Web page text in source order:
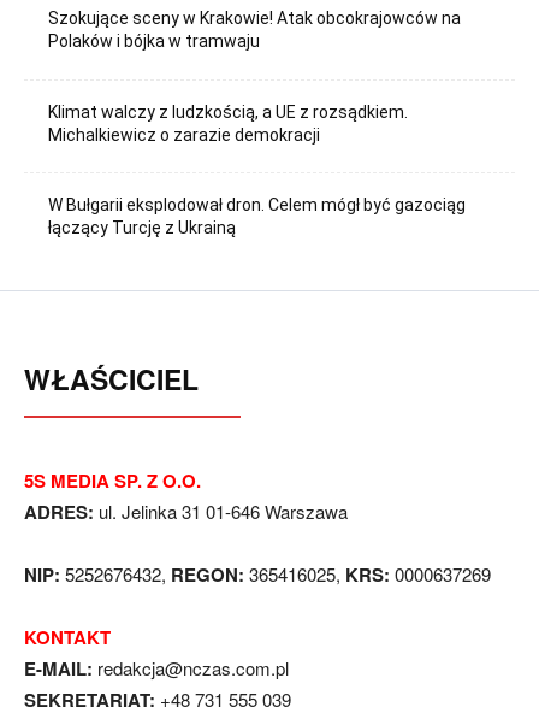
Szokujące sceny w Krakowie! Atak obcokrajowców na
Polaków i bójka w tramwaju
Klimat walczy z ludzkością, a UE z rozsądkiem.
Michalkiewicz o zarazie demokracji
W Bułgarii eksplodował dron. Celem mógł być gazociąg
łączący Turcję z Ukrainą
WŁAŚCICIEL
5S MEDIA SP. Z O.O.
ADRES: ul. Jelinka 31 01-646 Warszawa
NIP: 5252676432, REGON: 365416025, KRS: 0000637269
KONTAKT
E-MAIL: redakcja@nczas.com.pl
SEKRETARIAT: +48 731 555 039